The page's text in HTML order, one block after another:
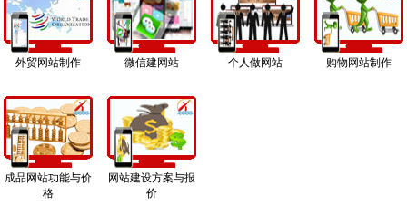
外贸网站制作 微信建网站 个人做网站 购物网站制作
成品网站功能与价
格
网站建设方案与报
价